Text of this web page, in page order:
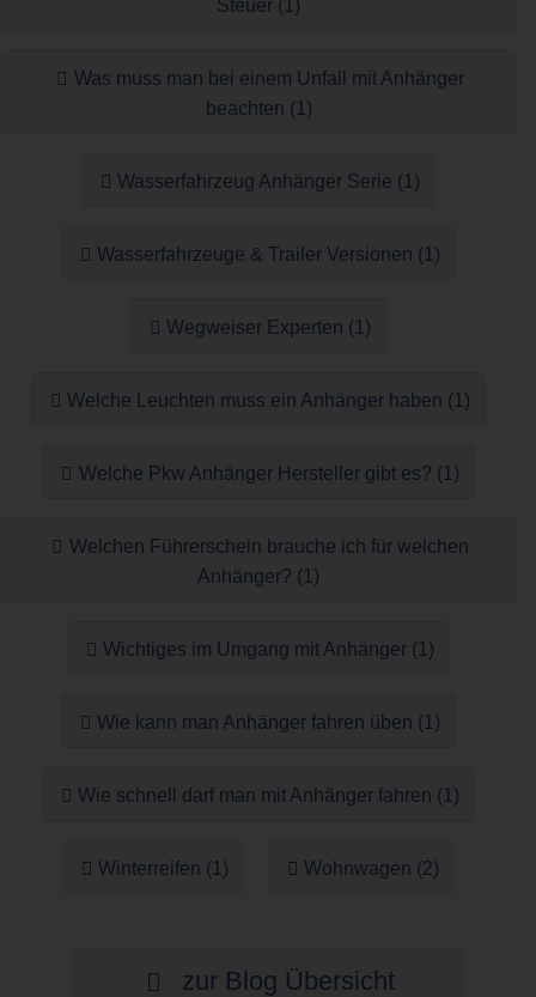
Steuer (1)
Was muss man bei einem Unfall mit Anhänger
beachten (1)
Wasserfahrzeug Anhänger Serie (1)
Wasserfahrzeuge & Trailer Versionen (1)
Wegweiser Experten (1)
Welche Leuchten muss ein Anhänger haben (1)
Welche Pkw Anhänger Hersteller gibt es? (1)
Welchen Führerschein brauche ich für welchen
Anhänger? (1)
Wichtiges im Umgang mit Anhänger (1)
Wie kann man Anhänger fahren üben (1)
Wie schnell darf man mit Anhänger fahren (1)
Winterreifen (1) Wohnwagen (2)
zur Blog Übersicht